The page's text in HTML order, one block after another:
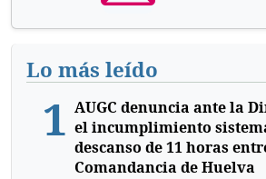
Lo más leído
1 AUGC denuncia ante la
el incumplimiento
descanso de 11 horas
Comandancia de Huelva